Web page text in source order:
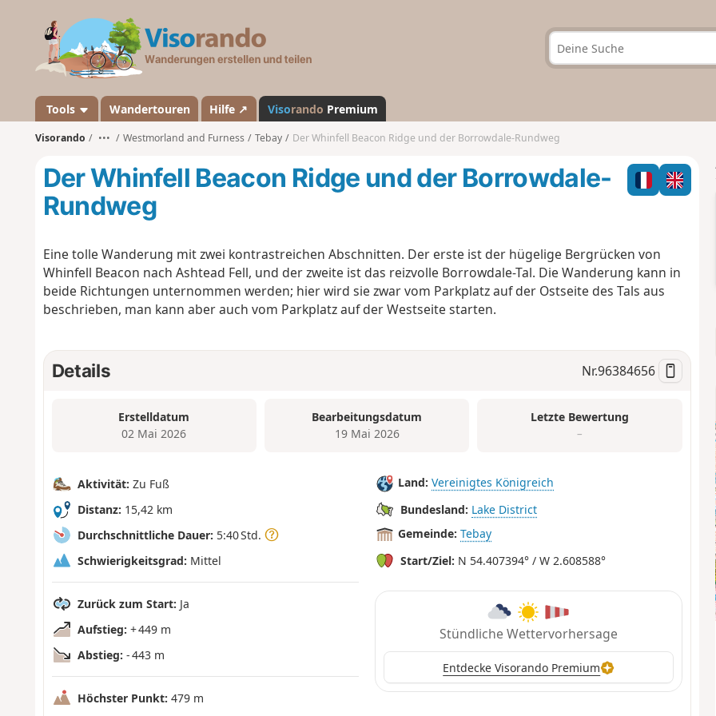
a
n
d
Tools Wandertouren Hilfe ↗ Visorando Premium
Visorando ••• Westmorland and Furness Tebay Der Whinfell Beacon Ridge und der Borrowdale-Rundweg
Der Whinfell Beacon Ridge und der Borrowdale-
Rundweg
Eine tolle Wanderung mit zwei kontrastreichen Abschnitten. Der erste ist der hügelige Bergrücken von
Whinfell Beacon nach Ashtead Fell, und der zweite ist das reizvolle Borrowdale-Tal. Die Wanderung kann in
beide Richtungen unternommen werden; hier wird sie zwar vom Parkplatz auf der Ostseite des Tals aus
beschrieben, man kann aber auch vom Parkplatz auf der Westseite starten.
Details Nr.96384656
Erstelldatum
02 Mai 2026
Bearbeitungsdatum
19 Mai 2026
Letzte Bewertung
–
Aktivität: Zu Fuß
Distanz: 15,42 km
Durchschnittliche Dauer: 5:40 Std.
Schwierigkeitsgrad: Mittel
Zurück zum Start: Ja
Aufstieg: + 449 m
Abstieg: - 443 m
Höchster Punkt: 479 m
Land: Vereinigtes Königreich
Bundesland: Lake District
Gemeinde: Tebay
Start/Ziel: N 54.407394° / W 2.608588°
Stündliche Wettervorhersage
Entdecke Visorando Premium